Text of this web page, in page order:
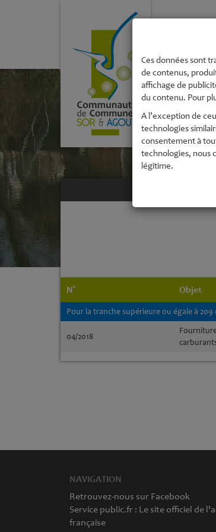
N° Objet
Pour la tranche supérieure ou égale à 209
04/2018
NAVIGATION
Retrouvez-nous sur Facebook
Service public.fr : Le site officiel de
française
Ces données sont
de contenus,
affichage de
du contenu. Pour
A l’exception de
technologies
consentement à
technologies, nous
légitime.